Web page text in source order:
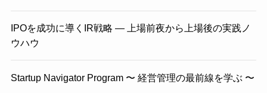
IPOを成功に導くIR戦略 ― 上場前夜から上場後の実践ノ
ウハウ
Startup Navigator Program 〜 経営管理の最前線を学ぶ 〜